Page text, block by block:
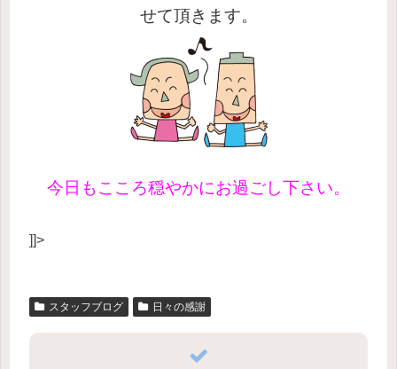
せて頂きます。
今日もこころ穏やかにお過ごし下さい。
]]>
スタッフブログ 日々の感謝